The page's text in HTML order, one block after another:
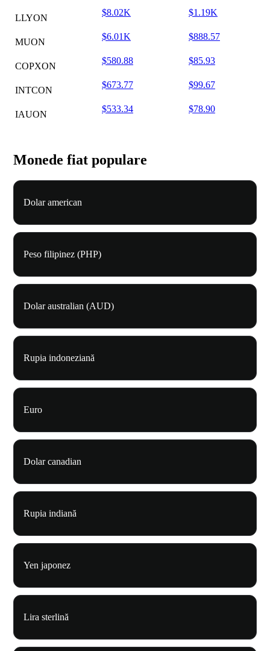
LLYON
$8.02K $1.19K
MUON
$6.01K $888.57
COPXON
$580.88 $85.93
INTCON
$673.77 $99.67
IAUON
$533.34 $78.90
Monede fiat populare
Dolar american
Peso filipinez (PHP)
Dolar australian (AUD)
Rupia indoneziană
Euro
Dolar canadian
Rupia indiană
Yen japonez
Lira sterlină